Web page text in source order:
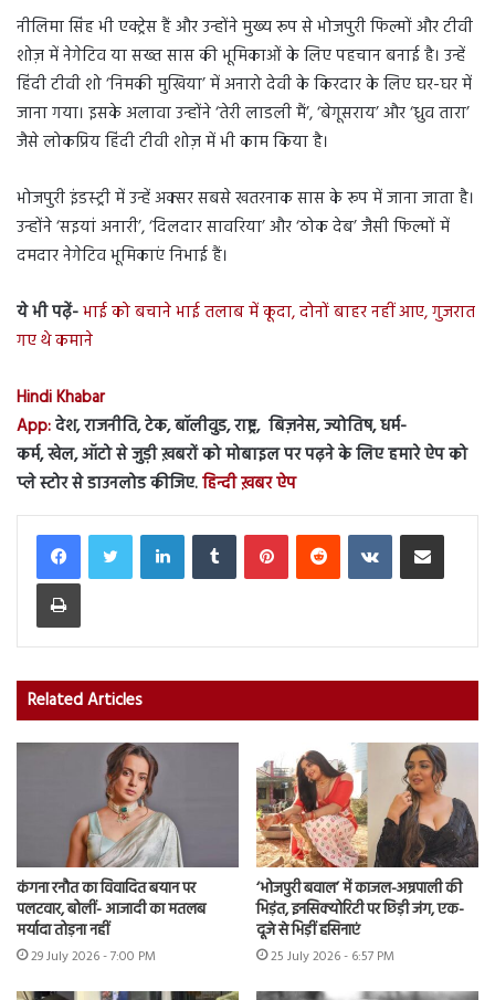
नीलिमा सिंह भी एक्ट्रेस हैं और उन्होंने मुख्य रूप से भोजपुरी फिल्मों और टीवी
शोज़ में नेगेटिव या सख्त सास की भूमिकाओं के लिए पहचान बनाई है। उन्हें
हिंदी टीवी शो ‘निमकी मुखिया’ में अनारो देवी के किरदार के लिए घर-घर में
जाना गया। इसके अलावा उन्होंने ‘तेरी लाडली मैं’, ‘बेगूसराय’ और ‘ध्रुव तारा’
जैसे लोकप्रिय हिंदी टीवी शोज़ में भी काम किया है।
भोजपुरी इंडस्ट्री में उन्हें अक्सर सबसे खतरनाक सास के रूप में जाना जाता है।
उन्होंने ‘सइयां अनारी’, ‘दिलदार सावरिया’ और ‘ठोक देब’ जैसी फिल्मों में
दमदार नेगेटिव भूमिकाएं निभाई हैं।
ये भी पढ़ें-भाई को बचाने भाई तलाब में कूदा, दोनों बाहर नहीं आए, गुजरात
गए थे कमाने
Hindi Khabar
App:देश, राजनीति, टेक, बॉलीवुड, राष्ट्र, बिज़नेस, ज्योतिष, धर्म-
कर्म, खेल, ऑटो से जुड़ी ख़बरों को मोबाइल पर पढ़ने के लिए हमारे ऐप को
प्ले स्टोर से डाउनलोड कीजिए.हिन्दी ख़बर ऐप
LinkedInTumblr PinterestReddit VKontakteShare via Email
Print
Related Articles
कंगना रनौत का विवादित बयान पर
पलटवार, बोलीं- आजादी का मतलब
मर्यादा तोड़ना नहीं
29 July 2026 - 7:00 PM
‘भोजपुरी बवाल’ में काजल-अम्रपाली की
भिड़ंत, इनसिक्योरिटी पर छिड़ी जंग, एक-
दूजे से भिड़ीं हसिनाएं
25 July 2026 - 6:57 PM